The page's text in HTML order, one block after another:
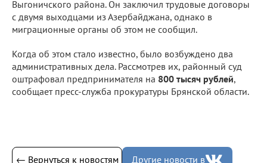
Выгоничского района. Он заключил трудовые договоры
с двумя выходцами из Азербайджана, однако в
миграционные органы об этом не сообщил.
Когда об этом стало известно, было возбуждено два
административных дела. Рассмотрев их, районный суд
оштрафовал предпринимателя на 800 тысяч рублей,
сообщает пресс-служба прокуратуры Брянской области.
← Вернуться к новостям Другие новости в